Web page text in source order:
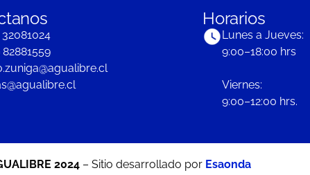
32081024
82881559
Horarios
Lunes a Jueves:
9:00–18:00 hrs
Viernes:
9:00–12:00 hrs.
2024 – Sitio desarrollado por Esaonda